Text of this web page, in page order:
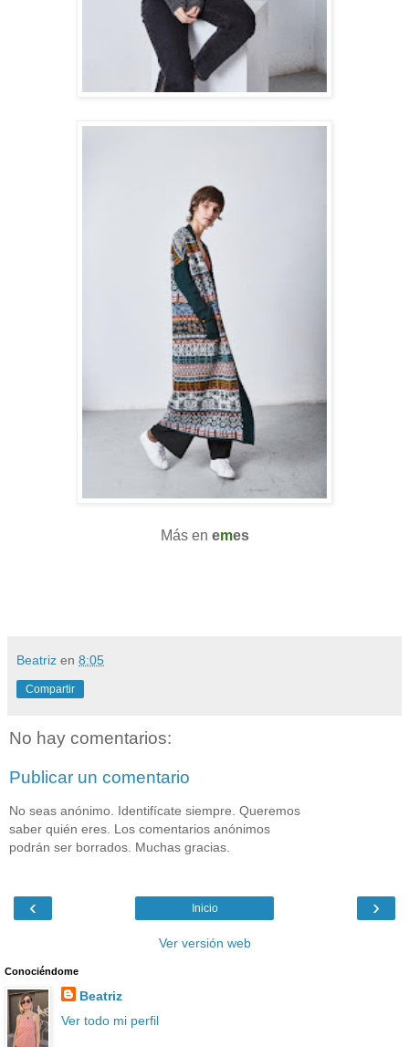
Más en emes
Beatriz en 8:05
Compartir
No hay comentarios:
Publicar un comentario
No seas anónimo. Identifícate siempre. Queremos
saber quién eres. Los comentarios anónimos
podrán ser borrados. Muchas gracias.
‹ ›
Inicio
Ver versión web
Conociéndome
Beatriz
Ver todo mi perfil